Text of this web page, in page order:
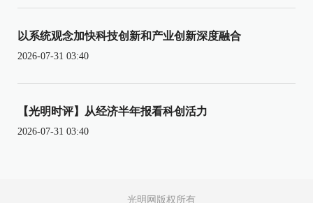
以系统观念加快科技创新和产业创新深度融合
2026-07-31 03:40
【光明时评】从经济半年报看科创活力
2026-07-31 03:40
光明网版权所有